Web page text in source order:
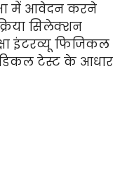
में आवेदन करने
सिलेक्शन
इंटरव्यू फिजिकल
टेस्ट के आधार